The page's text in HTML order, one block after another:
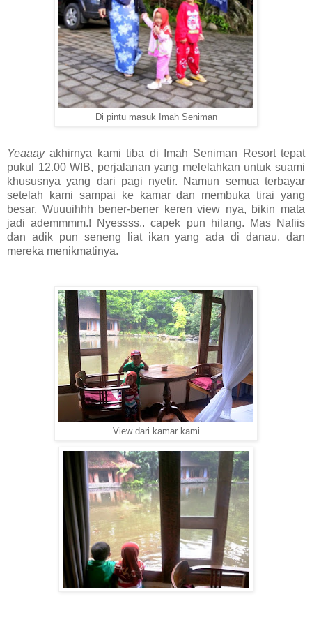
Di pintu masuk Imah Seniman
Yeaaayakhirnya kami tiba di Imah Seniman Resort tepat
pukul 12.00 WIB, perjalanan yang melelahkan untuk suami
khususnya yang dari pagi nyetir. Namun semua terbayar
setelah kami sampai ke kamar dan membuka tirai yang
besar. Wuuuihhh bener-bener keren view nya, bikin mata
jadi ademmmm.! Nyessss.. capek pun hilang. Mas Nafiis
dan adik pun seneng liat ikan yang ada di danau, dan
mereka menikmatinya.
View dari kamar kami